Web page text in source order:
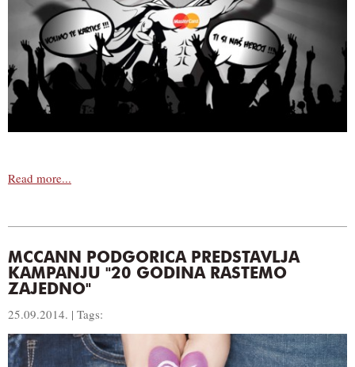
Read more...
MCCANN PODGORICA PREDSTAVLJA
KAMPANJU "20 GODINA RASTEMO
ZAJEDNO"
25.09.2014. | Tags: